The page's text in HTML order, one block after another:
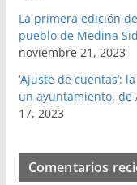
La primera edición
pueblo de Medina
noviembre 21, 2023
‘Ajuste de cuentas’:
un ayuntamiento, de
17, 2023
Comentarios